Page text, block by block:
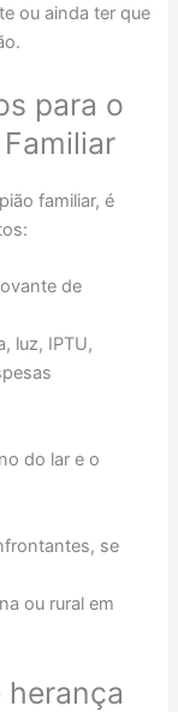
ou ainda ter que
para o
familiar, é
de
luz, IPTU,
do lar e o
se
ou rural em
herança